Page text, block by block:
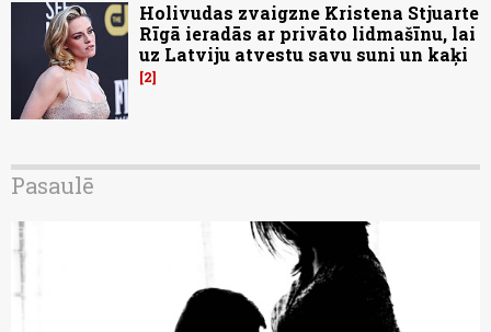
Holivudas zvaigzne Kristena Stjuarte
Rīgā ieradās ar privāto lidmašīnu, lai
uz Latviju atvestu savu suni un kaķi
2
Pasaulē